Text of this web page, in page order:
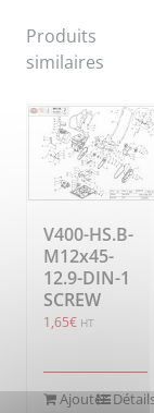
Produits
similaires
V400-HS.B-
M12x45-
12.9-DIN-1
SCREW
1,65€ HT
Ajouter